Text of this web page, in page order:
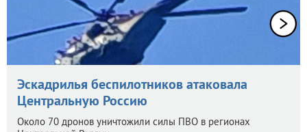
Эскадрилья беспилотников атаковала
Центральную Россию
Около 70 дронов уничтожили силы ПВО в регионах